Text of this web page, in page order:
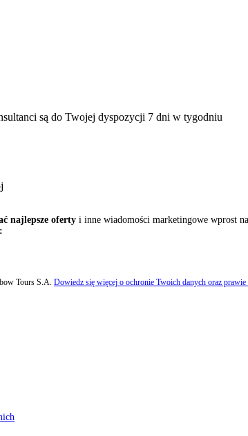
są do Twojej dyspozycji 7 dni w tygodniu
najlepsze oferty i inne wiadomości marketingowe wprost
Tours S.A. Dowiedz się więcej o ochronie Twoich danych oraz